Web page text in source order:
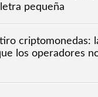
pequeña
criptomonedas:
los operadores